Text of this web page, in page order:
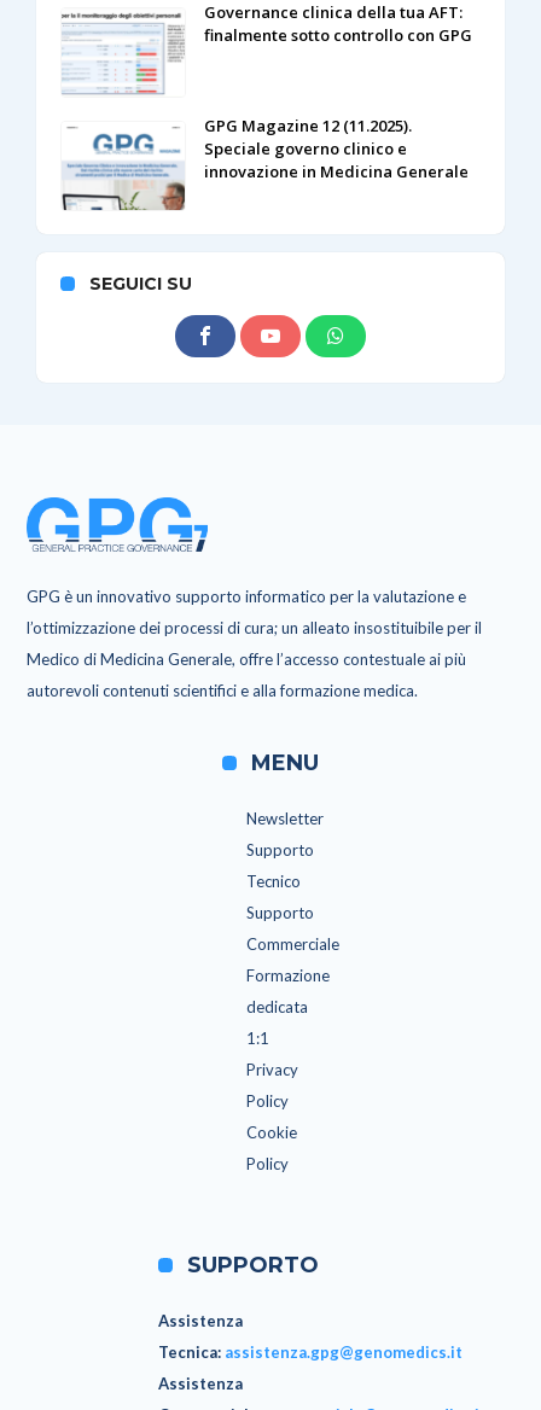
Governance clinica della tua AFT:
finalmente sotto controllo con GPG
GPG Magazine 12 (11.2025).
Speciale governo clinico e
innovazione in Medicina Generale
SEGUICI SU
GPG è un innovativo supporto informatico per la valutazione e
l’ottimizzazione dei processi di cura; un alleato insostituibile per il
Medico di Medicina Generale, offre l’accesso contestuale ai più
autorevoli contenuti scientifici e alla formazione medica.
MENU
Newsletter
Supporto
Tecnico
Supporto
Commerciale
Formazione
dedicata
1:1
Privacy
Policy
Cookie
Policy
SUPPORTO
Assistenza
Tecnica: assistenza.gpg@genomedics.it
Assistenza